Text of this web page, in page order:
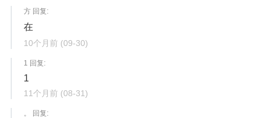
方 回复:
在
10个月前 (09-30)
1 回复:
1
11个月前 (08-31)
。 回复: